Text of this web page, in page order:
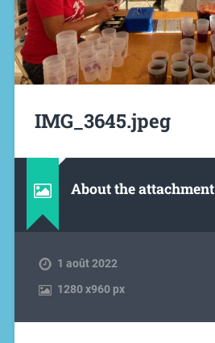
IMG_3645.jpeg
About the attachment
1 août 2022
1280x960 px